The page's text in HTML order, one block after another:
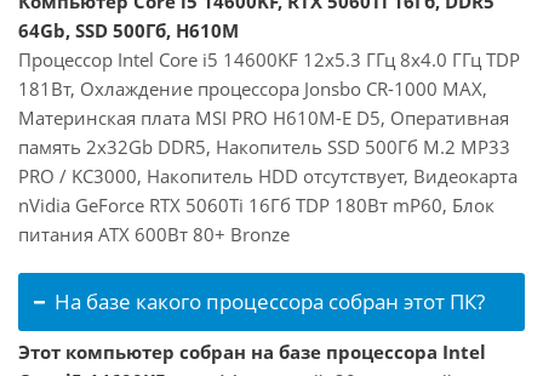
64Gb, SSD 500Гб, H610M
Процессор Intel Core i5 14600KF 12x5.3 ГГц 8x4.0 ГГц TDP
181Вт, Охлаждение процессора Jonsbo CR-1000 MAX,
Материнская плата MSI PRO H610M-E D5, Оперативная
память 2x32Gb DDR5, Накопитель SSD 500Гб M.2 MP33
PRO / KC3000, Накопитель HDD отсутствует, Видеокарта
nVidia GeForce RTX 5060Ti 16Гб TDP 180Вт mP60, Блок
питания ATX 600Вт 80+ Bronze
На базе какого процессора собран этот ПК?
Этот компьютер собран на базе процессора Intel